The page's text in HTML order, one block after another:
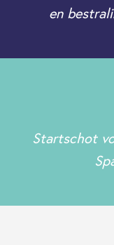
en
Startschot